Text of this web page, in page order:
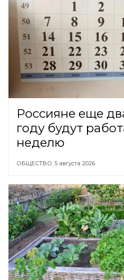
Россияне еще
году будут
неделю
ОБЩЕСТВО, 5 августа 2026